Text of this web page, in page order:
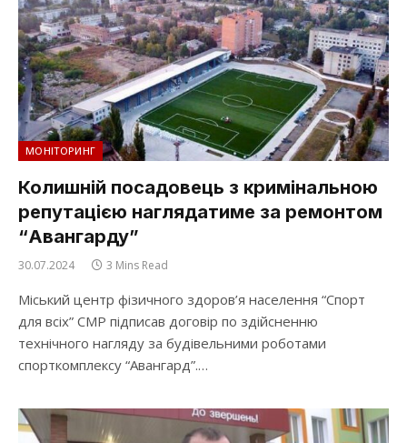
МОНІТОРИНГ
Колишній посадовець з кримінальною
репутацією наглядатиме за ремонтом
“Авангарду”
30.07.2024 3 Mins Read
Міський центр фізичного здоров’я населення “Спорт
для всіх” СМР підписав договір по здійсненню
технічного нагляду за будівельними роботами
спорткомплексу “Авангард”.…